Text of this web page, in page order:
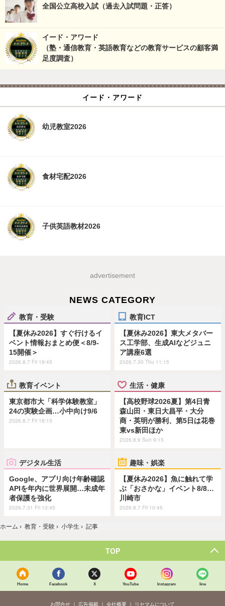
全国公立高校入試（過去入試問題・正答）
イード・アワード
（塾・通信教育・英語教育などの教育サービスの顧客満
足度調査）
イード・アワード
幼児教室2026
食材宅配2026
子供英語教材2026
advertisement
NEWS CATEGORY
教育・受験
【夏休み2026】すぐ行けるイ
ベント情報おまとめ便＜8/9-
15開催＞
2026.8.7 Fri 19:45
教育ICT
【夏休み2026】東大メタバー
ス工学部、生成AIなどジュニ
ア講座6選
2026.7.30 Thu 11:15
教育イベント
東京都市大「科学体験教室」
24の実験企画…小中向け9/6
2026.8.7 Fri 18:15
生活・健康
【高校野球2026夏】第4日青
森山田・東日大昌平・大分
商・英明が勝利、第5日は花巻
東vs新田ほか
2026.8.9 Sun 9:15
デジタル生活
Google、アプリ向け年齢確認
APIを年内に世界展開…未成年
者保護を強化
2026.7.31 Fri 13:45
趣味・娯楽
【夏休み2026】魚に触れて学
ぶ「おさかな」イベント8/8…
川崎市
2026.8.7 Fri 10:45
ホーム › 教育・受験 › 小学生 › 記事
TOP
Home Facebook X YouTube Instagram line
お問合せ 広告掲載 会社概要 リセマムについて